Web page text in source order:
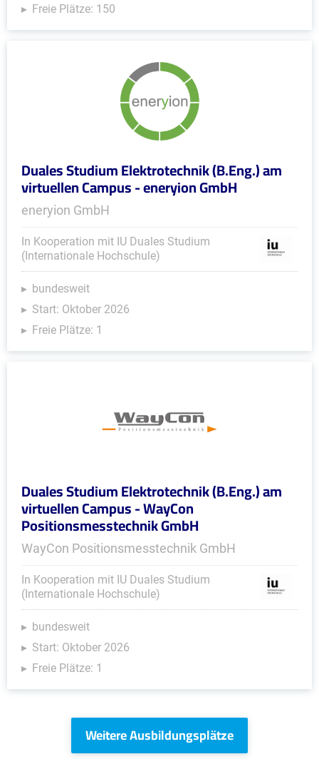
Freie Plätze: 150
Duales Studium Elektrotechnik (B.Eng.) am
virtuellen Campus - eneryion GmbH
eneryion GmbH
In Kooperation mit IU Duales Studium
(Internationale Hochschule)
bundesweit
Start: Oktober 2026
Freie Plätze: 1
Duales Studium Elektrotechnik (B.Eng.) am
virtuellen Campus - WayCon
Positionsmesstechnik GmbH
WayCon Positionsmesstechnik GmbH
In Kooperation mit IU Duales Studium
(Internationale Hochschule)
bundesweit
Start: Oktober 2026
Freie Plätze: 1
Weitere Ausbildungsplätze